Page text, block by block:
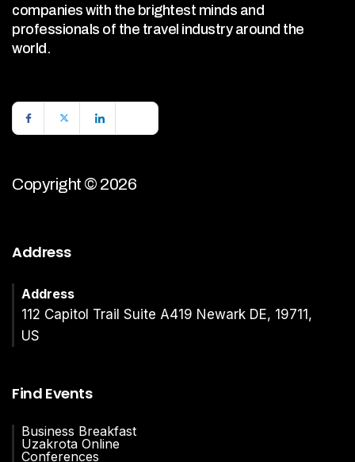
companies with the brightest minds and
professionals of the travel industry around the
world.
Copyright © 2026
Address
Address
112 Capitol Trail Suite A419 Newark DE, 19711,
US
Find Events
Business Breakfast
Uzakrota Online
Conferences